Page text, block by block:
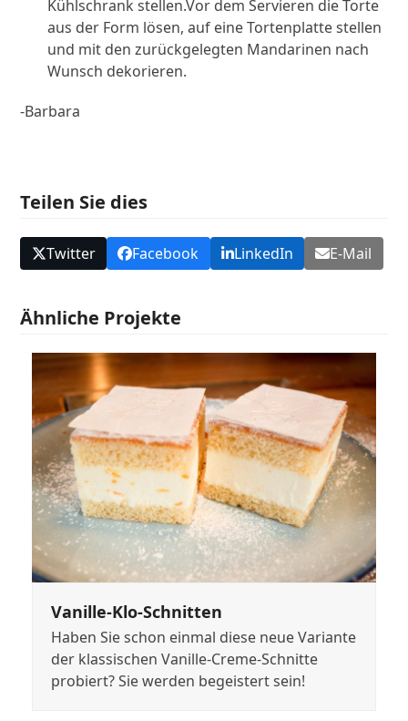
Kühlschrank stellen.Vor dem Servieren die Torte
aus der Form lösen, auf eine Tortenplatte stellen
und mit den zurückgelegten Mandarinen nach
Wunsch dekorieren.
-Barbara
Teilen Sie dies
Twitter Facebook LinkedIn E-Mail
Ähnliche Projekte
Vanille-Klo-Schnitten
Haben Sie schon einmal diese neue Variante
der klassischen Vanille-Creme-Schnitte
probiert? Sie werden begeistert sein!